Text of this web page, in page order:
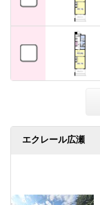
エクレール広瀬